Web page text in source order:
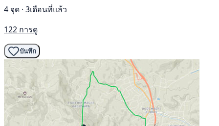
4 จุด · 3เดือนที่แล้ว
122 การดู
บันทึก